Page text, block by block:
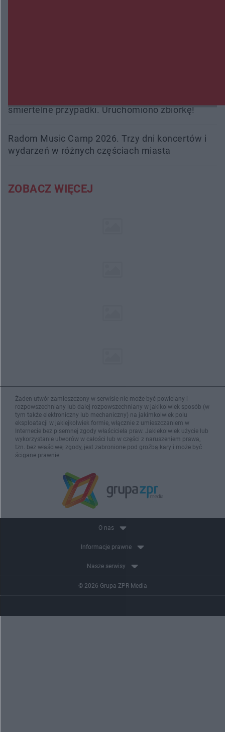
śmiertelne przypadki. Uruchomiono zbiórkę!
Radom Music Camp 2026. Trzy dni koncertów i
wydarzeń w różnych częściach miasta
ZOBACZ WIĘCEJ
Żaden utwór zamieszczony w serwisie nie może być powielany i
rozpowszechniany lub dalej rozpowszechniany w jakikolwiek sposób (w
tym także elektroniczny lub mechaniczny) na jakimkolwiek polu
eksploatacji w jakiejkolwiek formie, włącznie z umieszczaniem w
Internecie bez pisemnej zgody właściciela praw. Jakiekolwiek użycie lub
wykorzystanie utworów w całości lub w części z naruszeniem prawa,
tzn. bez właściwej zgody, jest zabronione pod groźbą kary i może być
ścigane prawnie.
O nas
Informacje prawne
Nasze serwisy
© 2026 Grupa ZPR Media